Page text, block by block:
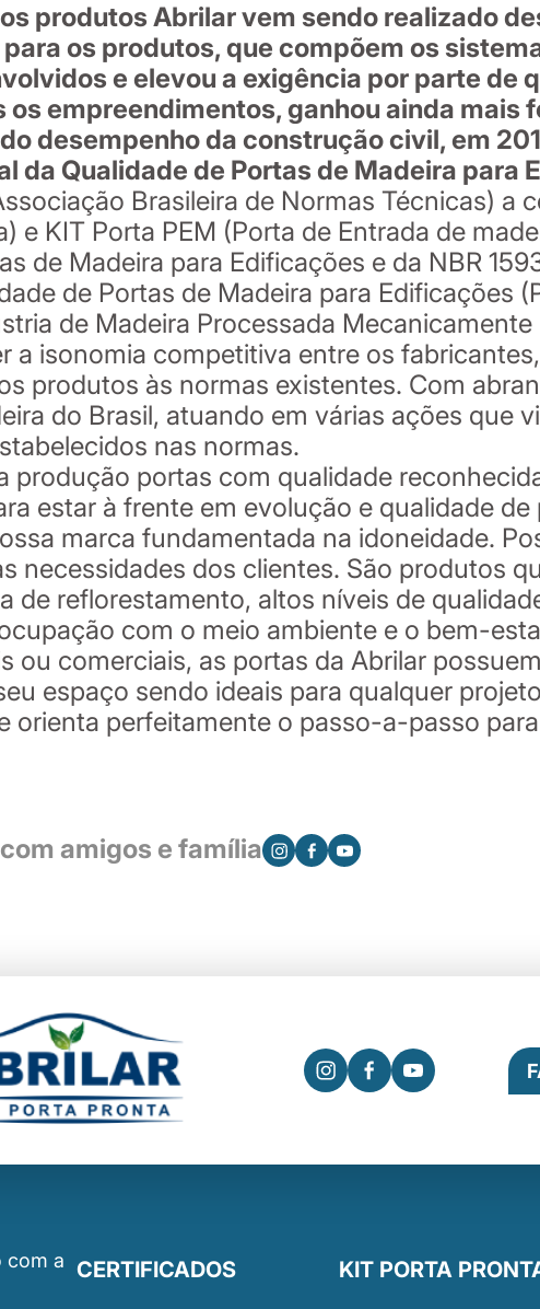
produtos Abrilar vem sendo realizado
os produtos, que compõem os
e elevou a exigência por parte de
empreendimentos, ganhou ainda
desempenho da construção civil, em
da Qualidade de Portas de Madeira para
Brasileira de Normas Técnicas)
e KIT Porta PEM (Porta de Entrada de
de Madeira para Edificações e da NBR
de Portas de Madeira para Edificações
de Madeira Processada
a isonomia competitiva entre os
produtos às normas existentes. Com
do Brasil, atuando em várias ações que
nas normas.
produção portas com qualidade
estar à frente em evolução e qualidade
marca fundamentada na idoneidade.
necessidades dos clientes. São produtos
de reflorestamento, altos níveis de
com o meio ambiente e o bem-
ou comerciais, as portas da Abrilar
espaço sendo ideais para qualquer
orienta perfeitamente o passo-a-passo
amigos e família
com a CERTIFICADOS KIT PORTA